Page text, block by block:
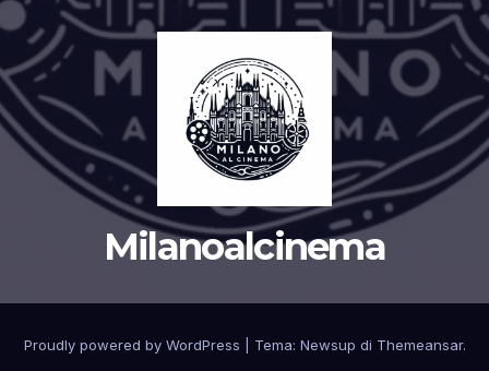
Milanoalcinema
Proudly powered by WordPress Tema: Newsup di Themeansar.